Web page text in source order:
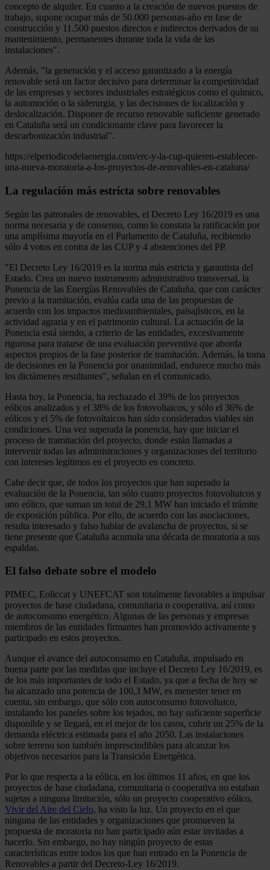
concepto de alquiler. En cuanto a la creación de nuevos puestos de
trabajo, supone ocupar más de 50.000 personas-año en fase de
construcción y 11.500 puestos directos e indirectos derivados de su
mantenimiento, permanentes durante toda la vida de las
instalaciones".
Además, "la generación y el acceso garantizado a la energía
renovable será un factor decisivo para determinar la competitividad
de las empresas y sectores industriales estratégicos como el químico,
la automoción o la siderurgia, y las decisiones de localización y
deslocalización. Disponer de recurso renovable suficiente generado
en Cataluña será un condicionante clave para favorecer la
descarbonización industrial".
https://elperiodicodelaenergia.com/erc-y-la-cup-quieren-establecer-
una-nueva-moratoria-a-los-proyectos-de-renovables-en-cataluna/
La regulación más estricta sobre renovables
Según las patronales de renovables, el Decreto Ley 16/2019 es una
norma necesaria y de consenso, como lo constata la ratificación por
una amplísima mayoría en el Parlamento de Cataluña, recibiendo
sólo 4 votos en contra de las CUP y 4 abstenciones del PP.
"El Decreto Ley 16/2019 es la norma más estricta y garantista del
Estado. Crea un nuevo instrumento administrativo transversal, la
Ponencia de las Energías Renovables de Cataluña, que con carácter
previo a la tramitación, evalúa cada una de las propuestas de
acuerdo con los impactos medioambientales, paisajísticos, en la
actividad agraria y en el patrimonio cultural. La actuación de la
Ponencia está siendo, a criterio de las entidades, excesivamente
rigurosa para tratarse de una evaluación preventiva que aborda
aspectos propios de la fase posterior de tramitación. Además, la toma
de decisiones en la Ponencia por unanimidad, endurece mucho más
los dictámenes resultantes", señalan en el comunicado.
Hasta hoy, la Ponencia, ha rechazado el 39% de los proyectos
eólicos analizados y el 38% de los fotovoltaicos, y sólo el 36% de
eólicos y el 5% de fotovoltaicos han sido considerados viables sin
condiciones. Una vez superada la ponencia, hay que iniciar el
proceso de tramitación del proyecto, donde están llamadas a
intervenir todas las administraciones y organizaciones del territorio
con intereses legítimos en el proyecto en concreto.
Cabe decir que, de todos los proyectos que han superado la
evaluación de la Ponencia, tan sólo cuatro proyectos fotovoltaicos y
uno eólico, que suman un total de 29,1 MW han iniciado el trámite
de exposición pública. Por ello, de acuerdo con las asociaciones,
resulta interesado y falso hablar de avalancha de proyectos, si se
tiene presente que Cataluña acumula una década de moratoria a sus
espaldas.
El falso debate sobre el modelo
PIMEC, Eoliccat y UNEFCAT son totalmente favorables a impulsar
proyectos de base ciudadana, comunitaria o cooperativa, así como
de autoconsumo energético. Algunas de las personas y empresas
miembros de las entidades firmantes han promovido activamente y
participado en estos proyectos.
Aunque el avance del autoconsumo en Cataluña, impulsado en
buena parte por las medidas que incluye el Decreto Ley 16/2019, es
de los más importantes de todo el Estado, ya que a fecha de hoy se
ha alcanzado una potencia de 100,3 MW, es menester tener en
cuenta, sin embargo, que sólo con autoconsumo fotovoltaico,
instalando los paneles sobre los tejados, no hay suficiente superficie
disponible y se llegará, en el mejor de los casos, cubrir un 25% de la
demanda eléctrica estimada para el año 2050. Las instalaciones
sobre terreno son también imprescindibles para alcanzar los
objetivos necesarios para la Transición Energética.
Por lo que respecta a la eólica, en los últimos 11 años, en que los
proyectos de base ciudadana, comunitaria o cooperativa no estaban
sujetas a ninguna limitación, sólo un proyecto cooperativo eólico,
Vivir del Aire del Cielo, ha visto la luz. Un proyecto en el que
ninguna de las entidades y organizaciones que promueven la
propuesta de moratoria no han participado aún estar invitadas a
hacerlo. Sin embargo, no hay ningún proyecto de estas
características entre todos los que han entrado en la Ponencia de
Renovables a partir del Decreto-Ley 16/2019.